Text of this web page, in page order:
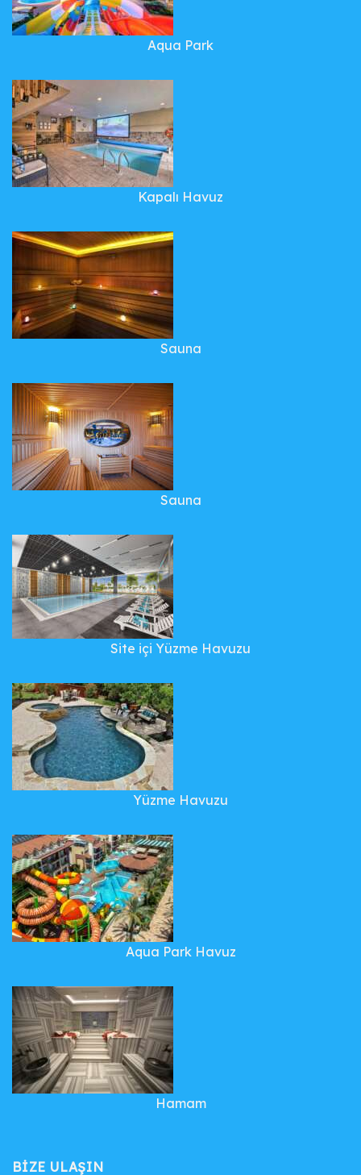
Aqua Park
Kapalı Havuz
Sauna
Sauna
Site içi Yüzme Havuzu
Yüzme Havuzu
Aqua Park Havuz
Hamam
BIZE ULAŞIN